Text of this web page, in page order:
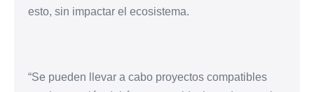
esto, sin impactar el ecosistema.
“Se pueden llevar a cabo proyectos compatibles